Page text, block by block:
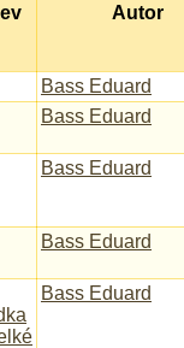
Autor
Bass Eduard
Bass Eduard
Bass Eduard
Bass Eduard
Bass Eduard